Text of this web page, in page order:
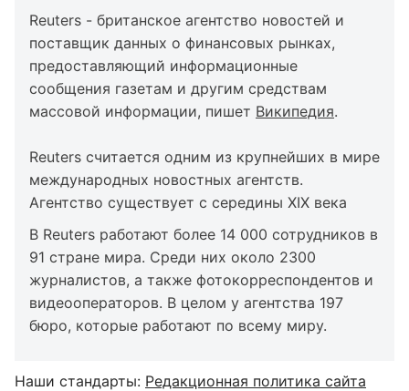
Reuters - британское агентство новостей и
поставщик данных о финансовых рынках,
предоставляющий информационные
сообщения газетам и другим средствам
массовой информации, пишет Википедия.
Reuters считается одним из крупнейших в мире
международных новостных агентств.
Агентство существует с середины XIX века
В Reuters работают более 14 000 сотрудников в
91 стране мира. Среди них около 2300
журналистов, а также фотокорреспондентов и
видеооператоров. В целом у агентства 197
бюро, которые работают по всему миру.
Наши стандарты: Редакционная политика сайта